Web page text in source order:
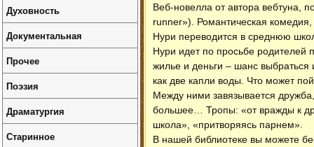
Веб-новелла от автора вебтуна,
runner»). Романтическая
Нури переводится в среднюю
Нури идет по просьбе родителей
жилье и деньги – шанс
как две капли воды. Что может
Между ними завязывается
большее… Тропы: «от вражды к
школа», «притворяясь парнем».
В нашей библиотеке вы можете
Духовность
Документальная
Прочее
Поэзия
Драматургия
Старинное